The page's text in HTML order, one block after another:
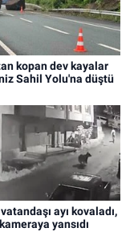
kopan dev kayalar
Sahil Yolu'na düştü
ayı kovaladı,
yansıdı